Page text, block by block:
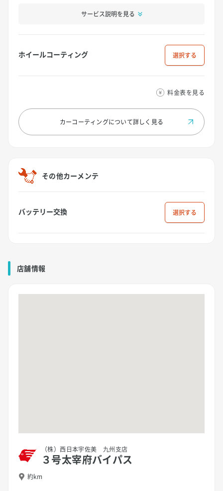
サービス説明を見る
ホイールコーティング 選択
料金表を見る
カーコーティングについて詳しく見る
その他カーメンテ
バッテリー交換 選択
店舗情報
（株）西日本宇佐美 九州支店
３号太宰府バイパス
約km